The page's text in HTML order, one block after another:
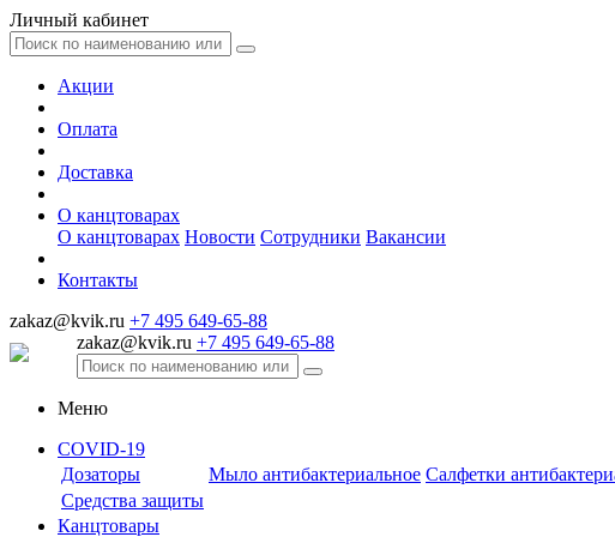
Личный кабинет
Акции
Оплата
Доставка
О канцтоварах
О канцтоварах Новости Сотрудники Вакансии
Контакты
zakaz@kvik.ru +7 495 649-65-88
zakaz@kvik.ru +7 495 649-65-88
Меню
COVID-19
Дозаторы
Мыло антибактериальное Салфетки
Средства защиты
Канцтовары